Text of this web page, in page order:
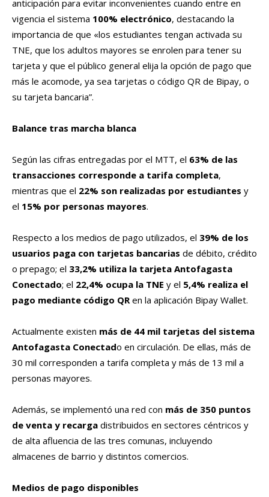
anticipación para evitar inconvenientes cuando entre en
vigencia el sistema 100% electrónico, destacando la
importancia de que «los estudiantes tengan activada su
TNE, que los adultos mayores se enrolen para tener su
tarjeta y que el público general elija la opción de pago que
más le acomode, ya sea tarjetas o código QR de Bipay, o
su tarjeta bancaria”.
Balance tras marcha blanca
Según las cifras entregadas por el MTT, el 63% de las
transacciones corresponde a tarifa completa,
mientras que el 22% son realizadas por estudiantes y
el 15% por personas mayores.
Respecto a los medios de pago utilizados, el 39% de los
usuarios paga con tarjetas bancarias de débito, crédito
o prepago; el 33,2% utiliza la tarjeta Antofagasta
Conectado; el 22,4% ocupa la TNE y el 5,4% realiza el
pago mediante código QRen la aplicación Bipay Wallet.
Actualmente existen más de 44 mil tarjetas del sistema
Antofagasta Conectado en circulación. De ellas, más de
30 mil corresponden a tarifa completa y más de 13 mil a
personas mayores.
Además, se implementó una red con más de 350 puntos
de venta y recarga distribuidos en sectores céntricos y
de alta afluencia de las tres comunas, incluyendo
almacenes de barrio y distintos comercios.
Medios de pago disponibles